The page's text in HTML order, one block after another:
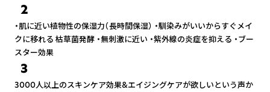
2
・肌に近い植物性の保湿力（長時間保湿） ・馴染みがいいからすぐメイ
クに移れる 枯草菌発酵 ・無刺激に近い ・紫外線の炎症を抑える ・ブー
スター効果
3
3000人以上のスキンケア効果&エイジングケアが欲しいという声か